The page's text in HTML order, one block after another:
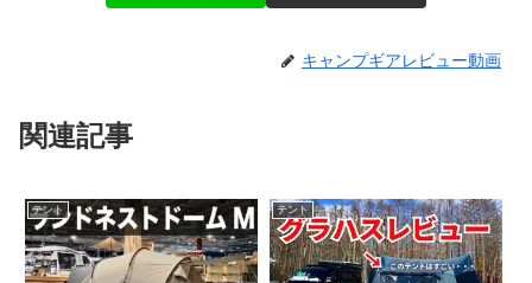
キャンプギアレビュー動画
関連記事
テント テント